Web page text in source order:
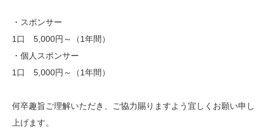
・スポンサー
1口 5,000円～（1年間）
・個人スポンサー
1口 5,000円～（1年間）
何卒趣旨ご理解いただき、ご協力賜りますよう宜しくお願い申し
上げます。